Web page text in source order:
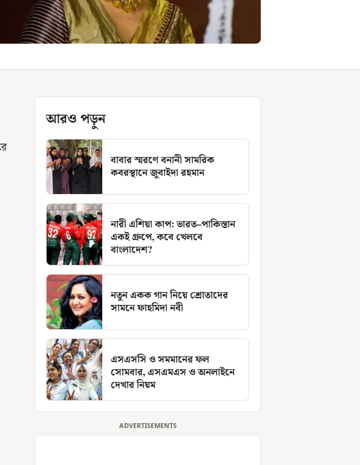
আরও পড়ুন
বাবার স্মরণে বনানী সামরিক
কবরস্থানে জুবাইদা রহমান
নারী এশিয়া কাপ: ভারত–পাকিস্তান
একই গ্রুপে, কবে খেলবে
বাংলাদেশ?
নতুন একক গান নিয়ে শ্রোতাদের
সামনে ফাহমিদা নবী
এসএসসি ও সমমানের ফল
সোমবার, এসএমএস ও অনলাইনে
দেখার নিয়ম
ADVERTISEMENTS